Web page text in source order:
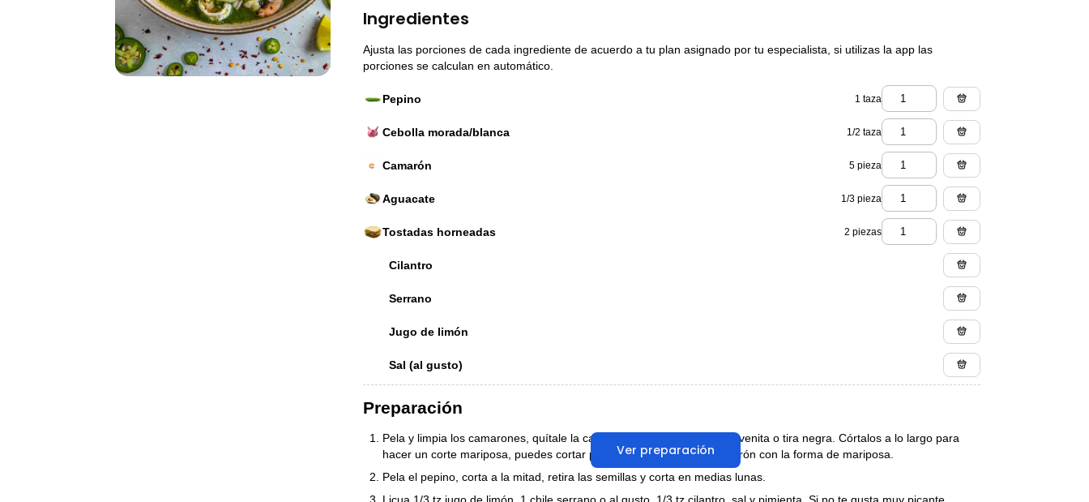
Ingredientes
Ajusta las porciones de cada ingrediente de acuerdo a tu plan asignado por tu especialista, si utilizas la app las
porciones se calculan en automático.
Pepino 1 taza
Cebolla morada/blanca 1/2 taza
Camarón 5 pieza
Aguacate 1/3 pieza
Tostadas horneadas 2 piezas
Cilantro
Serrano
Jugo de limón
Sal (al gusto)
Ver preparación
Preparación
Pela y limpia los camarones, quítale la cabeza si todavía la traen y la venita o tira negra. Córtalos a lo largo para
hacer un corte mariposa, puedes cortar por completo o dejar el camarón con la forma de mariposa.
Pela el pepino, corta a la mitad, retira las semillas y corta en medias lunas.